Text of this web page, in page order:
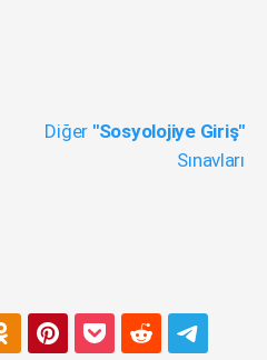
Diğer "Sosyolojiye Giriş"
Sınavları